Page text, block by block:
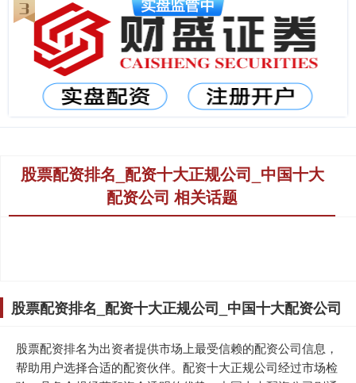
股票配资排名_配资十大正规公司_中国十大
配资公司 相关话题
股票配资排名_配资十大正规公司_中国十大配资公司
股票配资排名为出资者提供市场上最受信赖的配资公司信息，
帮助用户选择合适的配资伙伴。配资十大正规公司经过市场检